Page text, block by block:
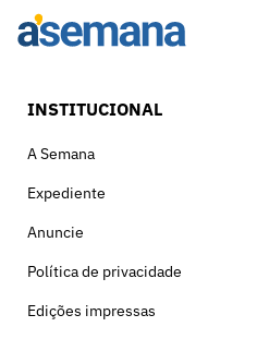
INSTITUCIONAL
A Semana
Expediente
Anuncie
Política de privacidade
Edições impressas